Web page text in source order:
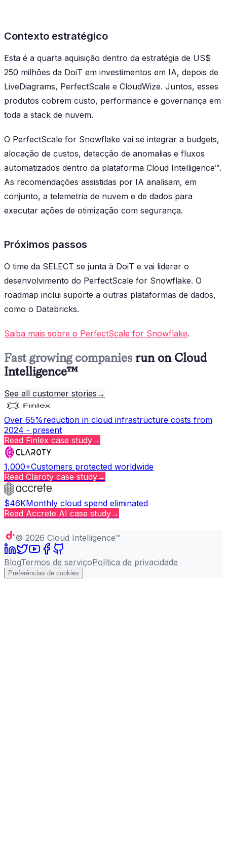
Contexto estratégico
Esta é a quarta aquisição dentro da estratégia de US$
250 milhões da DoiT em investimentos em IA, depois de
LiveDiagrams, PerfectScale e CloudWize. Juntos, esses
produtos cobrem custo, performance e governança em
toda a stack de nuvem.
O PerfectScale for Snowflake vai se integrar a budgets,
alocação de custos, detecção de anomalias e fluxos
automatizados dentro da plataforma Cloud Intelligence™.
As recomendações assistidas por IA analisam, em
conjunto, a telemetria de nuvem e de dados para
executar ações de otimização com segurança.
Próximos passos
O time da SELECT se junta à DoiT e vai liderar o
desenvolvimento do PerfectScale for Snowflake. O
roadmap inclui suporte a outras plataformas de dados,
como o Databricks.
Saiba mais sobre o PerfectScale for Snowflake.
Fast growing companies run on Cloud
Intelligence™
See all customer stories →
Over 65%reduction in cloud infrastructure costs from
2024 - present
Read Finlex case study→
1,000+Customers protected worldwide
Read Claroty case study→
$46KMonthly cloud spend eliminated
Read Accrete AI case study→
© 2026 Cloud Intelligence™
BlogTermos de serviçoPolítica de privacidade
Preferências de cookies